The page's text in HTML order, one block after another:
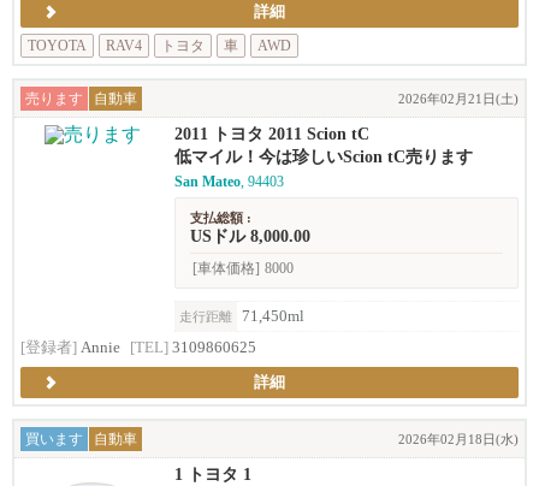
詳細
TOYOTA
RAV4 トヨタ 車 AWD
売ります 自動車 2026年02月21日(土)
2011 トヨタ 2011 Scion tC
低マイル！今は珍しいScion tC売ります
San Mateo, 94403
支払総額 :
USドル 8,000.00
[車体価格] 8000
走行距離
71,450ml
[登録者] Annie [TEL] 3109860625
詳細
買います 自動車 2026年02月18日(水)
1 トヨタ 1